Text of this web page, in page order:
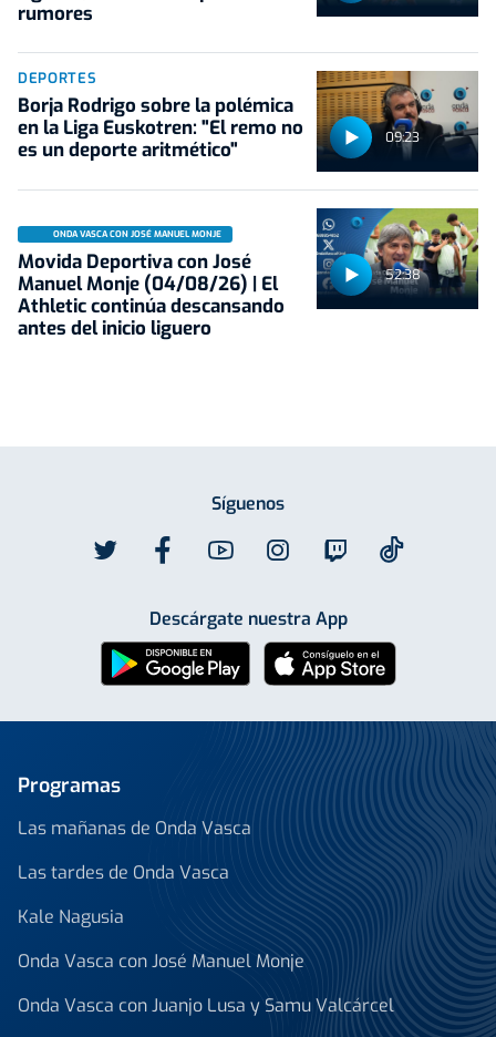
rumores
09:23
DEPORTES
Borja Rodrigo sobre la polémica
en la Liga Euskotren: "El remo no
es un deporte aritmético"
52:38
ONDA VASCA CON JOSÉ MANUEL MONJE
Movida Deportiva con José
Manuel Monje (04/08/26) | El
Athletic continúa descansando
antes del inicio liguero
Síguenos
Descárgate nuestra App
Programas
Las mañanas de Onda Vasca
Las tardes de Onda Vasca
Kale Nagusia
Onda Vasca con José Manuel Monje
Onda Vasca con Juanjo Lusa y Samu Valcárcel